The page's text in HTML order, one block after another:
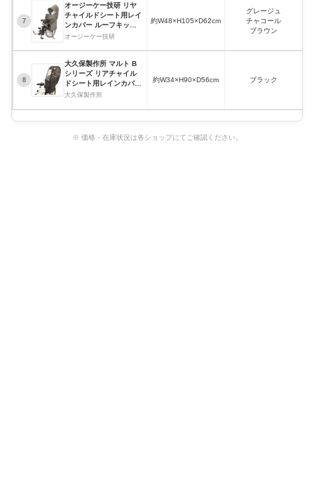
7
オージーケー技研 リヤ
チャイルドシート用レイ
ンカバー ルーフキッズ
RCR-011
オージーケー技研
約W48×H105×D62cm
グレージュ
チャコール
ブラウン
8
大久保製作所 マルト B
シリーズ リアチャイル
ドシート用レインカバー
D-5RBBDX2
大久保製作所
約W34×H90×D56cm ブラック
※ 価格・在庫状況は各ショップにてご確認ください。